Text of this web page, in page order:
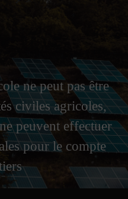
ne peut pas être
civiles agricoles,
peuvent effectuer
pour le compte